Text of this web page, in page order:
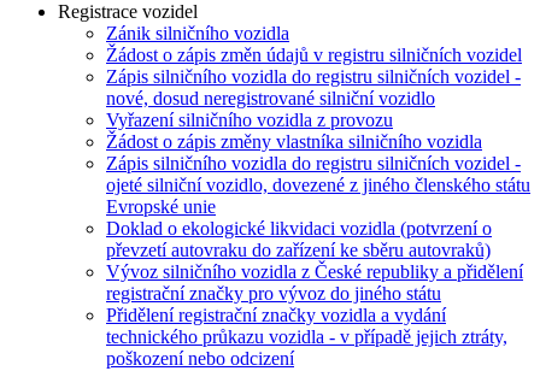
Registrace vozidel
Zánik silničního vozidla
Žádost o zápis změn údajů v registru silničních vozidel
Zápis silničního vozidla do registru silničních vozidel -
nové, dosud neregistrované silniční vozidlo
Vyřazení silničního vozidla z provozu
Žádost o zápis změny vlastníka silničního vozidla
Zápis silničního vozidla do registru silničních vozidel -
ojeté silniční vozidlo, dovezené z jiného členského státu
Evropské unie
Doklad o ekologické likvidaci vozidla (potvrzení o
převzetí autovraku do zařízení ke sběru autovraků)
Vývoz silničního vozidla z České republiky a přidělení
registrační značky pro vývoz do jiného státu
Přidělení registrační značky vozidla a vydání
technického průkazu vozidla - v případě jejich ztráty,
poškození nebo odcizení